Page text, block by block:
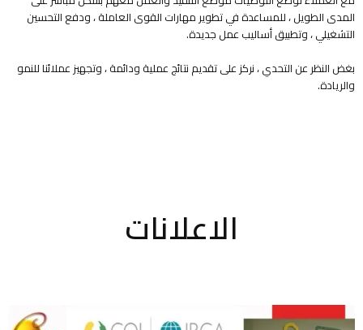
المدى الطويل ، للمساعدة في تطوير مهارات القوى العاملة ، ودفع التحسين
التشغيلي ، وتطبيق أساليب عمل جديدة.
بغض النظر عن التحدي ، نركز على تقديم نتائج عملية ودائمة ، وتجهيز عملائنا للنمو
والريادة.
الاعلانات